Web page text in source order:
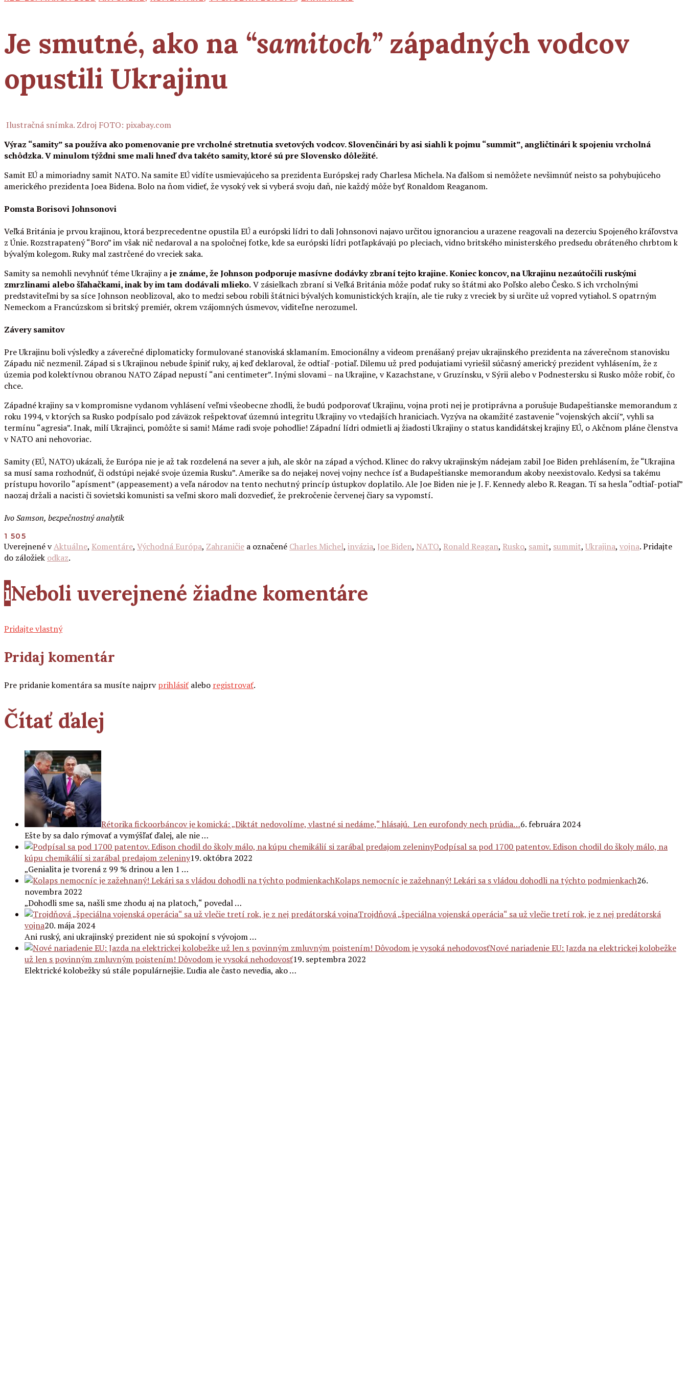
Je smutné, ako na “samitoch”západných vodcov
opustili Ukrajinu
Ilustračná snímka. Zdroj FOTO: pixabay.com
Výraz “samity” sa používa ako pomenovanie pre vrcholné stretnutia svetových vodcov. Slovenčinári by asi siahli k pojmu “summit”, angličtinári k spojeniu vrcholná
schôdzka. V minulom týždni sme mali hneď dva takéto samity, ktoré sú pre Slovensko dôležité.
Samit EÚ a mimoriadny samit NATO. Na samite EÚ vidíte usmievajúceho sa prezidenta Európskej rady Charlesa Michela. Na ďalšom si nemôžete nevšimnúť neisto sa pohybujúceho
amerického prezidenta Joea Bidena. Bolo na ňom vidieť, že vysoký vek si vyberá svoju daň, nie každý môže byť Ronaldom Reaganom.
Pomsta Borisovi Johnsonovi
Veľká Británia je prvou krajinou, ktorá bezprecedentne opustila EÚ a európski lídri to dali Johnsonovi najavo určitou ignoranciou a urazene reagovali na dezerciu Spojeného kráľovstva
z Únie. Rozstrapatený “Boro” im však nič nedaroval a na spoločnej fotke, kde sa európski lídri potľapkávajú po pleciach, vidno britského ministerského predsedu obráteného chrbtom k
bývalým kolegom. Ruky mal zastrčené do vreciek saka.
Samity sa nemohli nevyhnúť téme Ukrajiny aje známe, že Johnson podporuje masívne dodávky zbraní tejto krajine. Koniec koncov, na Ukrajinu nezaútočili ruskými
zmrzlinami alebo šľahačkami, inak by im tam dodávali mlieko.V zásielkach zbraní si Veľká Británia môže podať ruky so štátmi ako Poľsko alebo Česko. S ich vrcholnými
predstaviteľmi by sa síce Johnson neoblizoval, ako to medzi sebou robili štátnici bývalých komunistických krajín, ale tie ruky z vreciek by si určite už vopred vytiahol. S opatrným
Nemeckom a Francúzskom si britský premiér, okrem vzájomných úsmevov, viditeľne nerozumel.
Závery samitov
Pre Ukrajinu boli výsledky a záverečné diplomaticky formulované stanoviská sklamaním. Emocionálny a videom prenášaný prejav ukrajinského prezidenta na záverečnom stanovisku
Západu nič nezmenil. Západ si s Ukrajinou nebude špiniť ruky, aj keď deklaroval, že odtiaľ -potiaľ. Dilemu už pred podujatiami vyriešil súčasný americký prezident vyhlásením, že z
územia pod kolektívnou obranou NATO Západ nepustí “ani centimeter”. Inými slovami – na Ukrajine, v Kazachstane, v Gruzínsku, v Sýrii alebo v Podnestersku si Rusko môže robiť, čo
chce.
Západné krajiny sa v kompromisne vydanom vyhlásení veľmi všeobecne zhodli, že budú podporovať Ukrajinu, vojna proti nej je protiprávna a porušuje Budapeštianske memorandum z
roku 1994, v ktorých sa Rusko podpísalo pod záväzok rešpektovať územnú integritu Ukrajiny vo vtedajších hraniciach. Vyzýva na okamžité zastavenie “vojenských akcií”, vyhli sa
termínu “agresia”. Inak, milí Ukrajinci, pomôžte si sami! Máme radi svoje pohodlie! Západní lídri odmietli aj žiadosti Ukrajiny o status kandidátskej krajiny EÚ, o Akčnom pláne členstva
v NATO ani nehovoriac.
Samity (EÚ, NATO) ukázali, že Európa nie je až tak rozdelená na sever a juh, ale skôr na západ a východ. Klinec do rakvy ukrajinským nádejam zabil Joe Biden prehlásením, že “Ukrajina
sa musí sama rozhodnúť, či odstúpi nejaké svoje územia Rusku”. Amerike sa do nejakej novej vojny nechce ísť a Budapeštianske memorandum akoby neexistovalo. Kedysi sa takému
prístupu hovorilo “apísment” (appeasement) a veľa národov na tento nechutný princíp ústupkov doplatilo. Ale Joe Biden nie je J. F. Kennedy alebo R. Reagan. Tí sa hesla “odtiaľ-potiaľ”
naozaj držali a nacisti či sovietski komunisti sa veľmi skoro mali dozvedieť, že prekročenie červenej čiary sa vypomstí.
Ivo Samson, bezpečnostný analytik
1 505
Uverejnené vAktuálne, Komentáre, Východná Európa, Zahraničie a označené Charles Michel, invázia, Joe Biden, NATO, Ronald Reagan, Rusko, samit, summit, Ukrajina, vojna. Pridajte
do záložiek odkaz.
iNeboli uverejnené žiadne komentáre
Pridajte vlastný
Pridaj komentár
Pre pridanie komentára sa musíte najprvprihlásiť alebo registrovať.
Čítať ďalej
Rétorika fickoorbáncov je komická: „Diktát nedovolíme, vlastné si nedáme,“ hlásajú. Len eurofondy nech prúdia…6. februára 2024
Ešte by sa dalo rýmovať a vymýšľať ďalej, ale nie …
Podpísal sa pod 1700 patentov. Edison chodil do školy málo, na
kúpu chemikálií si zarábal predajom zeleniny19. októbra 2022
„Genialita je tvorená z 99 % drinou a len 1 …
Kolaps nemocníc je zažehnaný! Lekári sa s vládou dohodli na týchto podmienkach26.
novembra 2022
„Dohodli sme sa, našli sme zhodu aj na platoch,“ povedal …
Trojdňová „špeciálna vojenská operácia“ sa už vlečie tretí rok, je z nej predátorská
vojna20. mája 2024
Ani ruský, ani ukrajinský prezident nie sú spokojní s vývojom …
Nové nariadenie EU: Jazda na elektrickej kolobežke
už len s povinným zmluvným poistením! Dôvodom je vysoká nehodovosť19. septembra 2022
Elektrické kolobežky sú stále populárnejšie. Ľudia ale často nevedia, ako …